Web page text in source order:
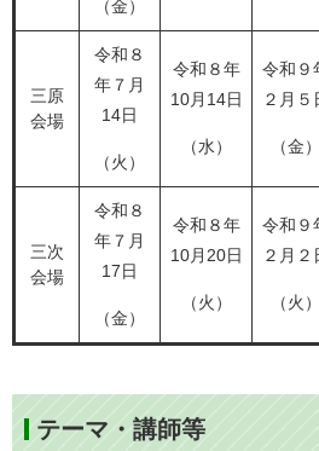
（金）
三原
会場
令和８
年７月
14日
（火）
令和８年
10月14日
（水）
令和９
２月５
（金）
三次
会場
令和８
年７月
17日
（金）
令和８年
10月20日
（火）
令和９
２月２
（火）
テーマ・講師等